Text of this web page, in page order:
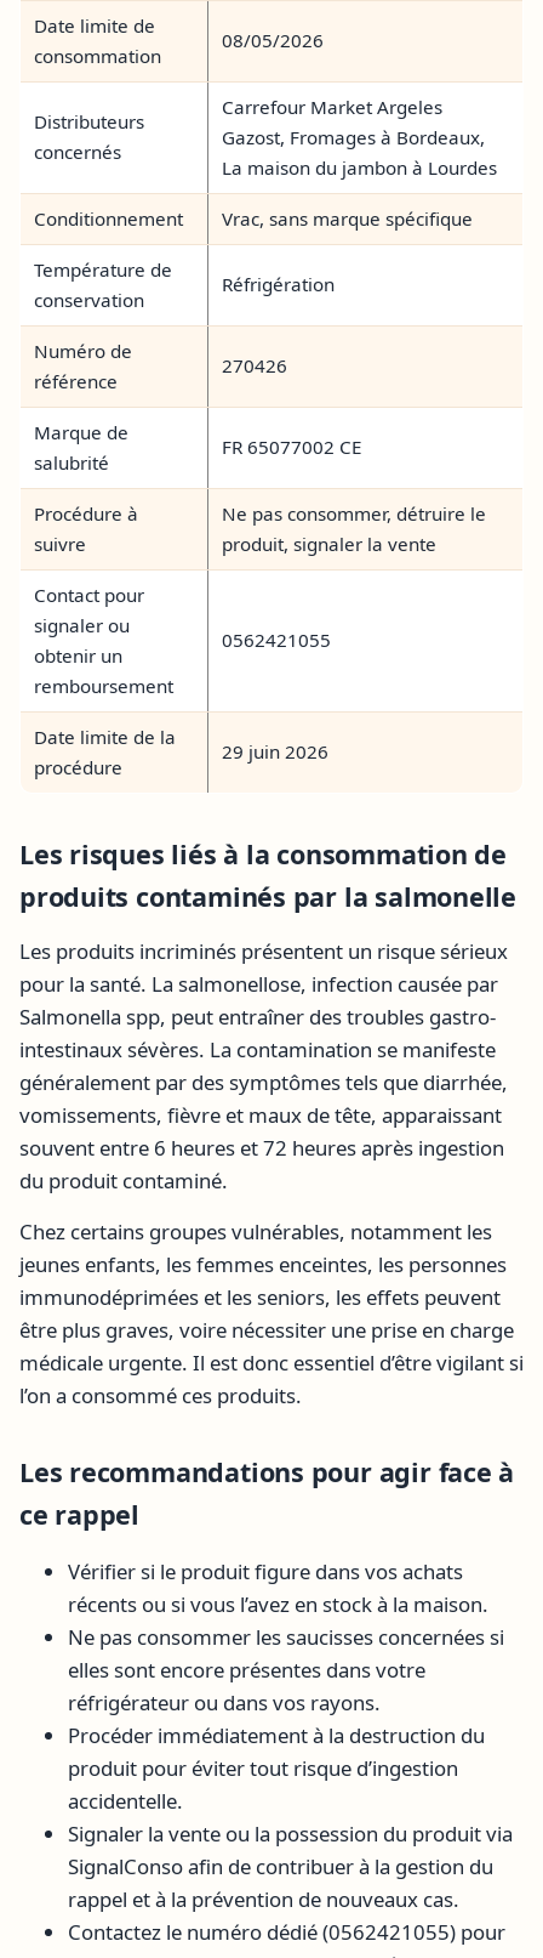
Date limite de
consommation
08/05/2026
Distributeurs
concernés
Carrefour Market Argeles
Gazost, Fromages à Bordeaux,
La maison du jambon à Lourdes
Conditionnement Vrac, sans marque spécifique
Température de
conservation
Réfrigération
Numéro de
référence
270426
Marque de
salubrité
FR 65077002 CE
Procédure à
suivre
Ne pas consommer, détruire le
produit, signaler la vente
Contact pour
signaler ou
obtenir un
remboursement
0562421055
Date limite de la
procédure
29 juin 2026
Les risques liés à la consommation de
produits contaminés par la salmonelle
Les produits incriminés présentent un risque sérieux
pour la santé. La salmonellose, infection causée par
Salmonella spp, peut entraîner des troubles gastro-
intestinaux sévères. La contamination se manifeste
généralement par des symptômes tels que diarrhée,
vomissements, fièvre et maux de tête, apparaissant
souvent entre 6 heures et 72 heures après ingestion
du produit contaminé.
Chez certains groupes vulnérables, notamment les
jeunes enfants, les femmes enceintes, les personnes
immunodéprimées et les seniors, les effets peuvent
être plus graves, voire nécessiter une prise en charge
médicale urgente. Il est donc essentiel d’être vigilant si
l’on a consommé ces produits.
Les recommandations pour agir face à
ce rappel
Vérifier si le produit figure dans vos achats
récents ou si vous l’avez en stock à la maison.
Ne pas consommer les saucisses concernées si
elles sont encore présentes dans votre
réfrigérateur ou dans vos rayons.
Procéder immédiatement à la destruction du
produit pour éviter tout risque d’ingestion
accidentelle.
Signaler la vente ou la possession du produit via
SignalConso afin de contribuer à la gestion du
rappel et à la prévention de nouveaux cas.
Contactez le numéro dédié (0562421055) pour